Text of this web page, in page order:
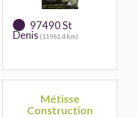
97490 St
Denis (11961.4 km)
Métisse
Construction